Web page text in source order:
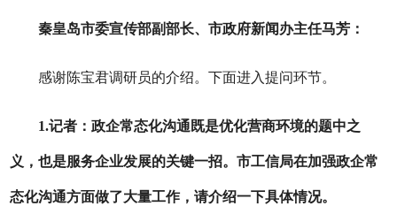
秦皇岛市委宣传部副部长、市政府新闻办主任马芳：
感谢陈宝君调研员的介绍。下面进入提问环节。
1.记者：政企常态化沟通既是优化营商环境的题中之
义，也是服务企业发展的关键一招。市工信局在加强政企常
态化沟通方面做了大量工作，请介绍一下具体情况。